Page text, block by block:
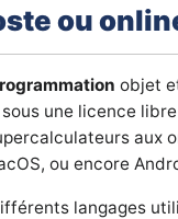
ou
objet
une licence
aux
ou encore
langages